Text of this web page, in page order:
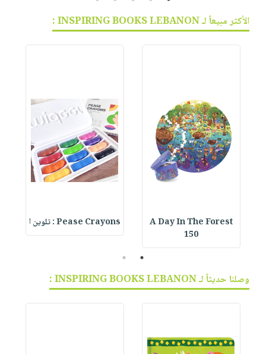
الأكثر مبيعاً لـ INSPIRING BOOKS LEBANON :
A Day In The Forest
150
Pease Crayons : تلوين ا
1
2
وصلنا حديثاً لـ INSPIRING BOOKS LEBANON :